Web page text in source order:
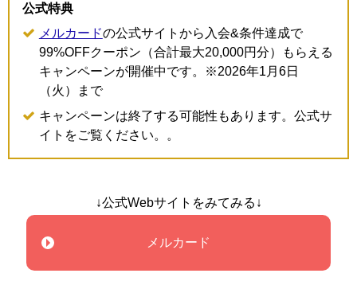
公式特典
メルカードの公式サイトから入会&条件達成で
99%OFFクーポン（合計最大20,000円分）もらえる
キャンペーンが開催中です。※2026年1月6日
（火）まで
キャンペーンは終了する可能性もあります。公式サ
イトをご覧ください。。
↓公式Webサイトをみてみる↓
メルカード